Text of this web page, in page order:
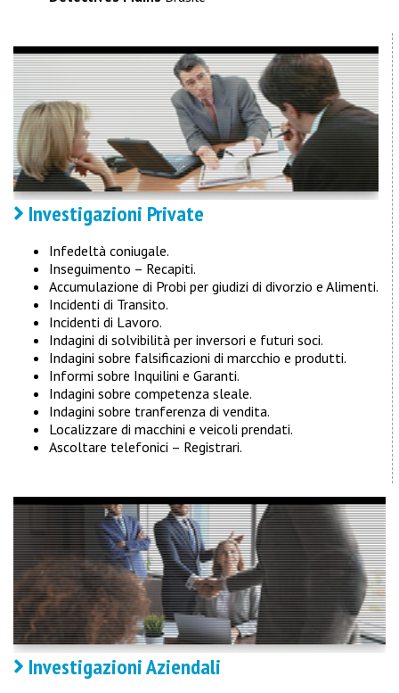
Investigazioni Private
Infedeltà coniugale.
Inseguimento – Recapiti.
Accumulazione di Probi per giudizi di divorzio e Alimenti.
Incidenti di Transito.
Incidenti di Lavoro.
Indagini di solvibilità per inversori e futuri soci.
Indagini sobre falsificazioni di marcchio e produtti.
Informi sobre Inquilini e Garanti.
Indagini sobre competenza sleale.
Indagini sobre tranferenza di vendita.
Localizzare di macchini e veicoli prendati.
Ascoltare telefonici – Registrari.
Investigazioni Aziendali